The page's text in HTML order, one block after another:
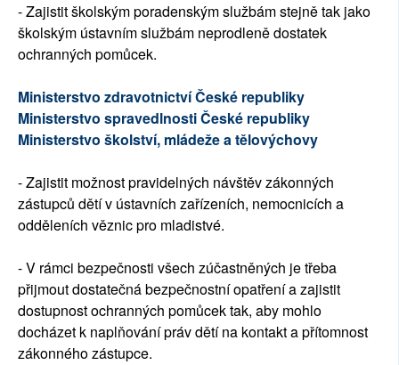
- Zajistit školským poradenským službám stejně tak jako
školským ústavním službám neprodleně dostatek
ochranných pomůcek.
Ministerstvo zdravotnictví České republiky
Ministerstvo spravedlnosti České republiky
Ministerstvo školství, mládeže a tělovýchovy
- Zajistit možnost pravidelných návštěv zákonných
zástupců dětí v ústavních zařízeních, nemocnicích a
odděleních věznic pro mladistvé.
- V rámci bezpečnosti všech zúčastněných je třeba
přijmout dostatečná bezpečnostní opatření a zajistit
dostupnost ochranných pomůcek tak, aby mohlo
docházet k naplňování práv dětí na kontakt a přítomnost
zákonného zástupce.